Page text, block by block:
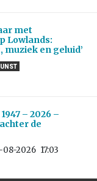
met
Lowlands:
muziek en geluid’
– 2026 –
de
08-2026 17:03